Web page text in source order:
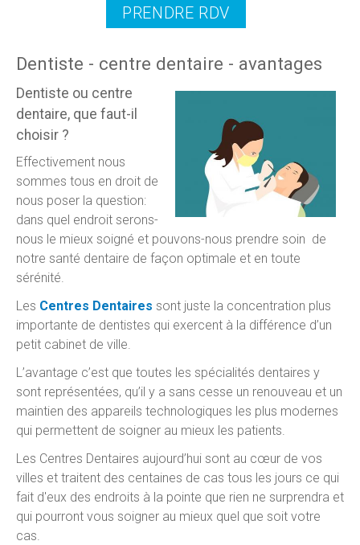
PRENDRE RDV
Dentiste - centre dentaire - avantages
Dentiste ou centre
dentaire, que faut-il
choisir ?
Effectivement nous
sommes tous en droit de
nous poser la question:
dans quel endroit serons-
nous le mieux soigné et pouvons-nous prendre soin de
notre santé dentaire de façon optimale et en toute
sérénité.
Les Centres Dentaires sont juste la concentration plus
importante de dentistes qui exercent à la différence d’un
petit cabinet de ville.
L’avantage c’est que toutes les spécialités dentaires y
sont représentées, qu’il y a sans cesse un renouveau et un
maintien des appareils technologiques les plus modernes
qui permettent de soigner au mieux les patients.
Les Centres Dentaires aujourd’hui sont au cœur de vos
villes et traitent des centaines de cas tous les jours ce qui
fait d'eux des endroits à la pointe que rien ne surprendra et
qui pourront vous soigner au mieux quel que soit votre
cas.